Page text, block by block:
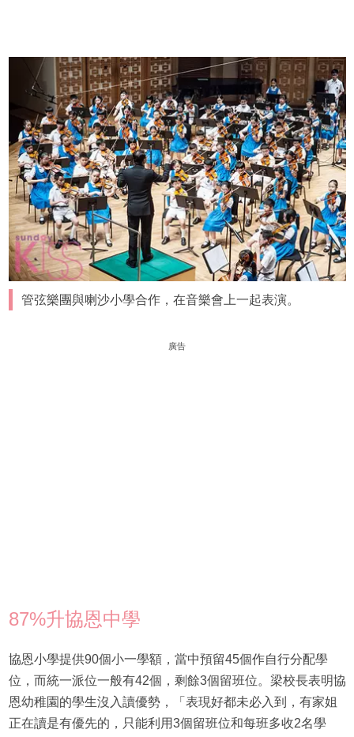
管弦樂團與喇沙小學合作，在音樂會上一起表演。
廣告
87%升協恩中學
協恩小學提供90個小一學額，當中預留45個作自行分配學
位，而統一派位一般有42個，剩餘3個留班位。梁校長表明協
恩幼稚園的學生沒入讀優勢，「表現好都未必入到，有家姐
正在讀是有優先的，只能利用3個留班位和每班多收2名學